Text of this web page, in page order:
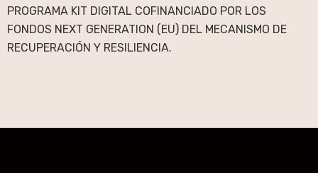
PROGRAMA KIT DIGITAL COFINANCIADO POR LOS
FONDOS NEXT GENERATION (EU) DEL MECANISMO DE
RECUPERACIÓN Y RESILIENCIA.